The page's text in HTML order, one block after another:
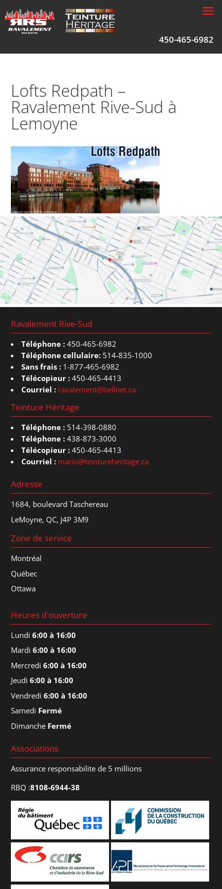
450-465-6982
Lofts Redpath –
Ravalement Rive-Sud à
Lemoyne
Ravalement Rive-Sud
Téléphone : 450-465-6982
Téléphone cellulaire: 514-835-1000
Sans frais : 1-877-465-6982
Télécopieur : 450-465-4413
Courriel : ravalement@bellnet.ca
Teinture Héritage
Téléphone : 514-398-0880
Téléphone : 438-873-3000
Télécopieur : 450-465-4413
Courriel : mario@teintureheritage.ca
Adresse
1684, boulevard Taschereau
LeMoyne, QC, J4P 3M9
Zone de service
Montréal
Québec
Ottawa
Heures d'ouverture
Lundi6:00 à 16:00
Mardi6:00 à 16:00
Mercredi6:00 à 16:00
Jeudi6:00 à 16:00
Vendredi6:00 à 16:00
Samedi Fermé
Dimanche Fermé
Associations
Assurance responsabilite de 5 millions
RBQ :8108-6944-38